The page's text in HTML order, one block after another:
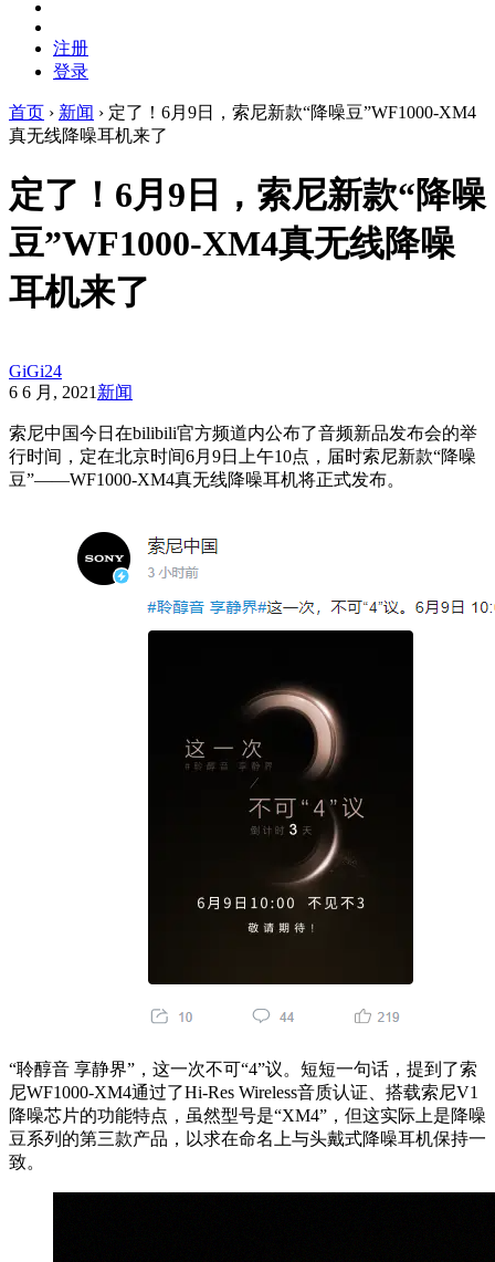
注册
登录
首页 › 新闻 › 定了！6月9日，索尼新款“降噪豆”WF1000-XM4
真无线降噪耳机来了
定了！6月9日，索尼新款“降噪
豆”WF1000-XM4真无线降噪
耳机来了
GiGi24
6 6 月, 2021 新闻
索尼中国今日在bilibili官方频道内公布了音频新品发布会的举
行时间，定在北京时间6月9日上午10点，届时索尼新款“降噪
豆”——WF1000-XM4真无线降噪耳机将正式发布。
“聆醇音 享静界”，这一次不可“4”议。短短一句话，提到了索
尼WF1000-XM4通过了Hi-Res Wireless音质认证、搭载索尼V1
降噪芯片的功能特点，虽然型号是“XM4”，但这实际上是降噪
豆系列的第三款产品，以求在命名上与头戴式降噪耳机保持一
致。